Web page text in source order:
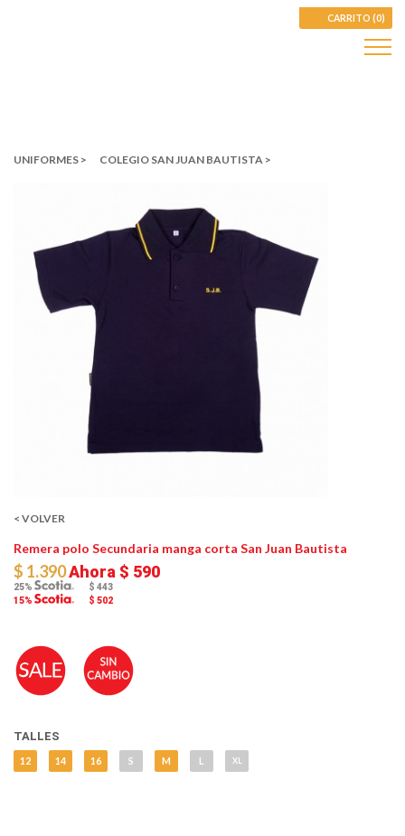
CARRITO (0)
UNIFORMES > COLEGIO SAN JUAN BAUTISTA >
< VOLVER
Remera polo Secundaria manga corta San Juan Bautista
$ 1.390Ahora $ 590
25%
$ 443
15%
$ 502
TALLES
12 14 16 S M L XL